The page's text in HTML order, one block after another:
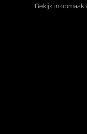
Bekijk in opmaak